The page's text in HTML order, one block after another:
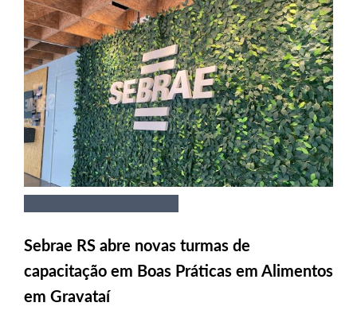
Sebrae RS abre novas turmas de
capacitação em Boas Práticas em Alimentos
em Gravataí